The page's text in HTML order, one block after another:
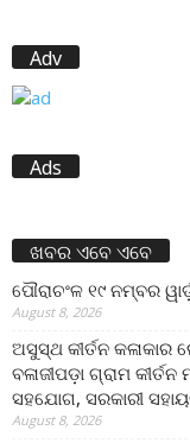
Adv
Ads
ଖବର ଏବେ ଏବେ
ପୌରାଚଂଳ ୧୯ ନମ୍ବର
August 8, 2026
ଅସୁସ୍ଥ କୀର୍ତନ କଳାକାର
ବଳାଜୀପଡ଼ା ଗ୍ରାମ
ସହଯୋଗ, ସରକାରୀ
August 8, 2026